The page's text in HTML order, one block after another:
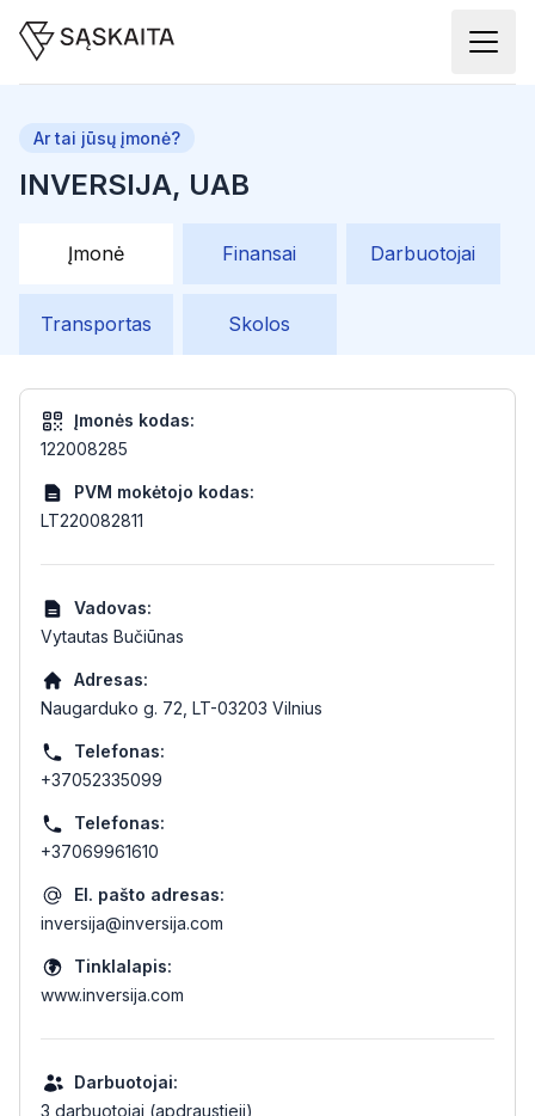
INVERSIJA, UAB
Ar tai jūsų įmonė?
Įmonė Finansai Darbuotojai
Transportas Skolos
Įmonės kodas:
122008285
PVM mokėtojo kodas:
LT220082811
Vadovas:
Vytautas Bučiūnas
Adresas:
Naugarduko g. 72, LT-03203 Vilnius
Telefonas:
+37052335099
Telefonas:
+37069961610
El. pašto adresas:
inversija@inversija.com
Tinklalapis:
www.inversija.com
Darbuotojai:
3 darbuotojai (apdraustieji)